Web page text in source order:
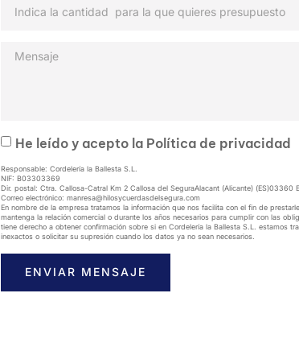
He leído y acepto la Política de privacidad
Responsable: Cordelería la Ballesta S.L.
NIF: B03303369
Dir. postal: Ctra. Callosa-Catral Km 2 Callosa del SeguraAlacant (Alicante) (ES)03360
Correo electrónico: manresa@hilosycuerdasdelsegura.com
En nombre de la empresa tratamos la información que nos facilita con el fin de
mantenga la relación comercial o durante los años necesarios para cumplir con las
tiene derecho a obtener confirmación sobre si en Cordelería la Ballesta S.L. estamos
inexactos o solicitar su supresión cuando los datos ya no sean necesarios.
ENVIAR MENSAJE